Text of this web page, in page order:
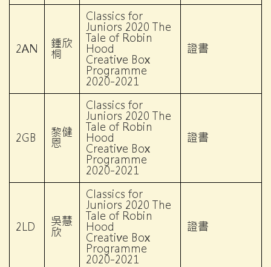
2AN 鍾欣
桐
Classics for
Juniors 2020 The
Tale of Robin
Hood
Creative Box
Programme
2020-2021
證書
2GB 黎健
恩
Classics for
Juniors 2020 The
Tale of Robin
Hood
Creative Box
Programme
2020-2021
證書
2LD 吳慧
欣
Classics for
Juniors 2020 The
Tale of Robin
Hood
Creative Box
Programme
2020-2021
證書